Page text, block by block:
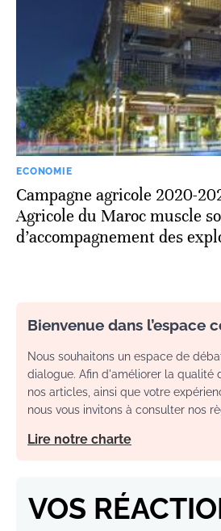
ECONOMIE
Campagne agricole 2020-
Agricole du Maroc muscle
d’accompagnement des
Bienvenue dans l’espace
Nous souhaitons un espace de
dialogue. Afin d'améliorer la qualité
nos articles, ainsi que votre
nous vous invitons à consulter nos
Lire notre charte
VOS